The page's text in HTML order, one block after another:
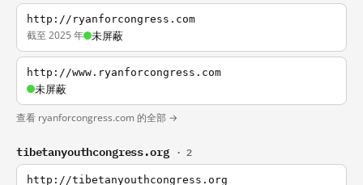
http://ryanforcongress.com
截至 2025 年 未屏蔽
http://www.ryanforcongress.com
未屏蔽
查看 ryanforcongress.com 的全部 →
tibetanyouthcongress.org · 2
http://tibetanyouthcongress.org